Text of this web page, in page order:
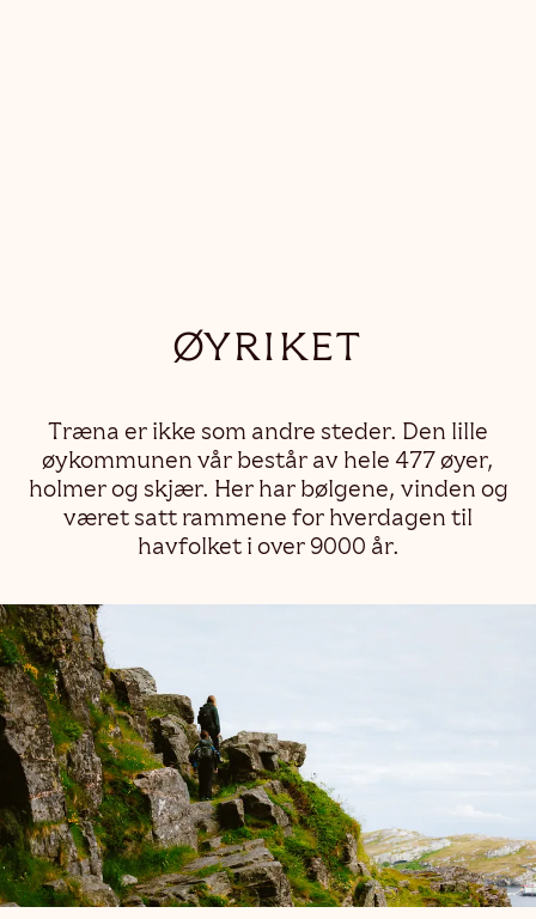
ØYRIKET
Træna er ikke som andre steder. Den lille
øykommunen vår består av hele 477 øyer,
holmer og skjær. Her har bølgene, vinden og
været satt rammene for hverdagen til
havfolket i over 9000 år.